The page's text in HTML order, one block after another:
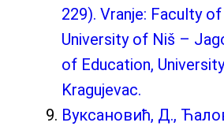
229). Vranje: Faculty
University of Niš –
of Education,
Kragujevac.
Вуксановић, Д.,